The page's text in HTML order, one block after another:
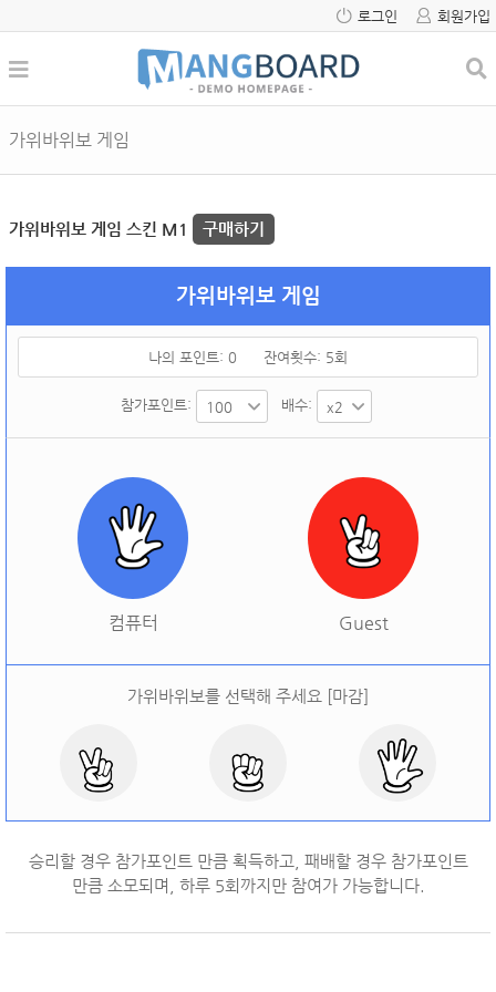
로그인 회원가입
가위바위보 게임
가위바위보 게임 스킨 M1 구매하기
가위바위보 게임
나의 포인트: 0 잔여횟수: 5회
참가포인트: 배수:
컴퓨터 Guest
가위바위보를 선택해 주세요 [마감]
[ 오늘 승률: 오늘 결과: ]
승리할 경우 참가포인트 만큼 획득하고, 패배할 경우 참가포인트
만큼 소모되며, 하루 5회까지만 참여가 가능합니다.